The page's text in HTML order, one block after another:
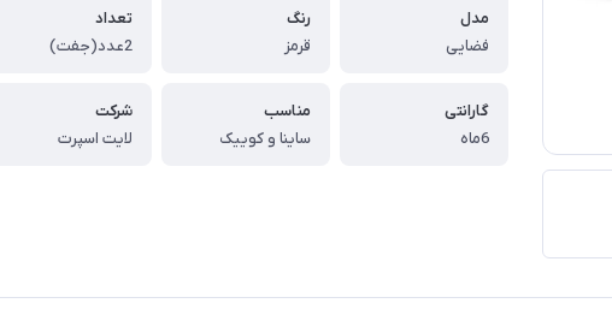
مدل
فضایی
رنگ
قرمز
تعداد
2عدد(جفت)
گارانتی
6ماه
مناسب
ساینا و کوییک
شرکت
لایت اسپرت